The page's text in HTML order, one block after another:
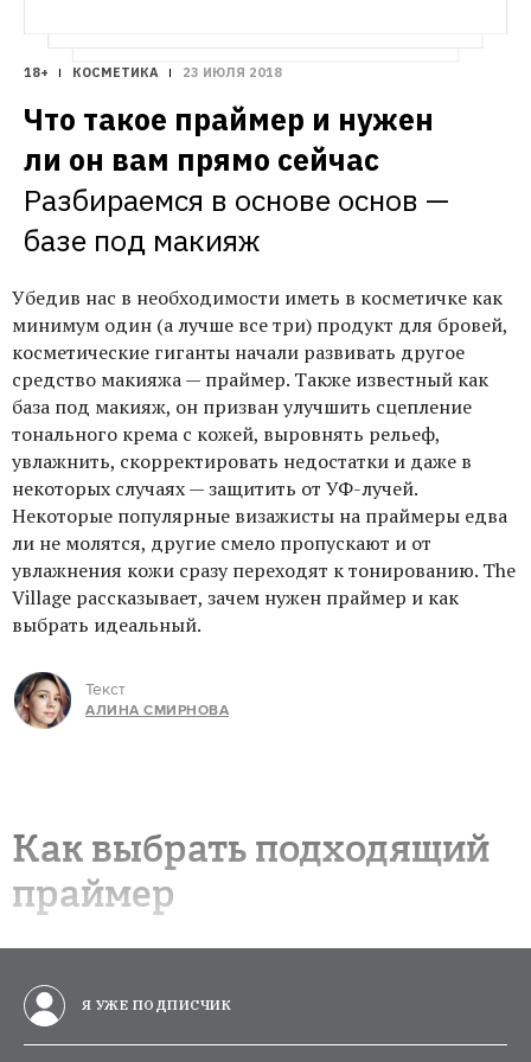
18+ КОСМЕТИКА 23 ИЮЛЯ 2018
Что такое праймер и нужен
ли он вам прямо сейчас
Разбираемся в основе основ —
базе под макияж
Убедив нас в необходимости иметь в косметичке как
минимум один (а лучше все три) продукт для бровей,
косметические гиганты начали развивать другое
средство макияжа — праймер. Также известный как
база под макияж, он призван улучшить сцепление
тонального крема с кожей, выровнять рельеф,
увлажнить, скорректировать недостатки и даже в
некоторых случаях — защитить от УФ-лучей.
Некоторые популярные визажисты на праймеры едва
ли не молятся, другие смело пропускают и от
увлажнения кожи сразу переходят к тонированию. The
Village рассказывает, зачем нужен праймер и как
выбрать идеальный.
Текст
АЛИНА СМИРНОВА
Как выбрать подходящий
праймер
Я УЖЕ ПОДПИСЧИК